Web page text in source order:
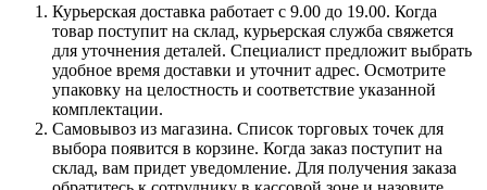
Курьерская доставка работает с 9.00 до 19.00. Когда
товар поступит на склад, курьерская служба свяжется
для уточнения деталей. Специалист предложит выбрать
удобное время доставки и уточнит адрес. Осмотрите
упаковку на целостность и соответствие указанной
комплектации.
Самовывоз из магазина. Список торговых точек для
выбора появится в корзине. Когда заказ поступит на
склад, вам придет уведомление. Для получения заказа